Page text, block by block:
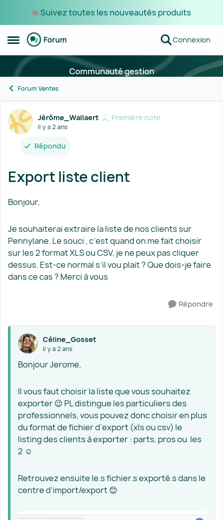
Suivez toutes les nouveautés produits
Ouvrir Menu Latéral
Passer au contenu Connexion
Communauté gestion
Forum Ventes
Forum Discussion
Jérôme_Wallaert Première note
il y a 2 ans
Répondu
Export liste client
Bonjour,
Je souhaiterai extraire la liste de nos clients sur
Pennylane. Le souci , c’est quand on me fait choisir
sur les 2 format XLS ou CSV, je ne peux pas cliquer
dessus. Est-ce normal s’il vou plait ? Que dois-je faire
dans ce cas ? Merci à vous
Répondre
Céline_Gosset
il y a 2 ans
Bonjour Jerome,
Il vous faut choisir la liste que vous souhaitez
exporter 😉 PL distingue les particuliers des
professionnels, vous pouvez donc choisir en plus
du format de fichier d’export (xls ou csv) le
listing des clients à exporter : parts, pros ou les
2 ☺️
Retrouvez ensuite le.s fichier.s exporté.s dans le
centre d’import/export 😊